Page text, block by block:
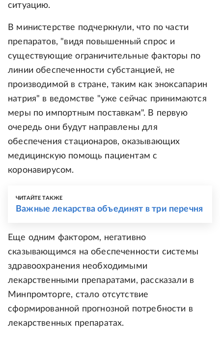
ситуацию.
В министерстве подчеркнули, что по части
препаратов, "видя повышенный спрос и
существующие ограничительные факторы по
линии обеспеченности субстанцией, не
производимой в стране, таким как эноксапарин
натрия" в ведомстве "уже сейчас принимаются
меры по импортным поставкам". В первую
очередь они будут направлены для
обеспечения стационаров, оказывающих
медицинскую помощь пациентам с
коронавирусом.
ЧИТАЙТЕ ТАКЖЕ
Важные лекарства объединят в три перечня
Еще одним фактором, негативно
сказывающимся на обеспеченности системы
здравоохранения необходимыми
лекарственными препаратами, рассказали в
Минпромторге, стало отсутствие
сформированной прогнозной потребности в
лекарственных препаратах.